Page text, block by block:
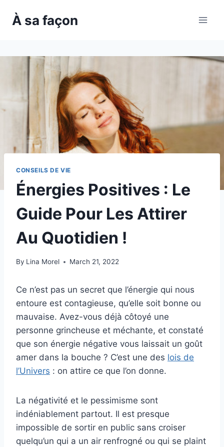
À sa façon
CONSEILS DE VIE
Énergies Positives : Le
Guide Pour Les Attirer
Au Quotidien !
By Lina Morel March 21, 2022
Ce n’est pas un secret que l’énergie qui nous
entoure est contagieuse, qu’elle soit bonne ou
mauvaise. Avez-vous déjà côtoyé une
personne grincheuse et méchante, et constaté
que son énergie négative vous laissait un goût
amer dans la bouche ? C’est une des lois de
l’Univers : on attire ce que l’on donne.
La négativité et le pessimisme sont
indéniablement partout. Il est presque
impossible de sortir en public sans croiser
quelqu’un qui a un air renfrogné ou qui se plaint